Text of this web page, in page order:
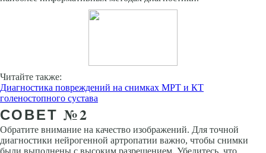
Читайте также:
Диагностика повреждений на снимках МРТ и КТ
голеностопного сустава
СОВЕТ №2
Обратите внимание на качество изображений. Для точной
диагностики нейрогенной артропатии важно, чтобы снимки
были выполнены с высоким разрешением. Убедитесь, что